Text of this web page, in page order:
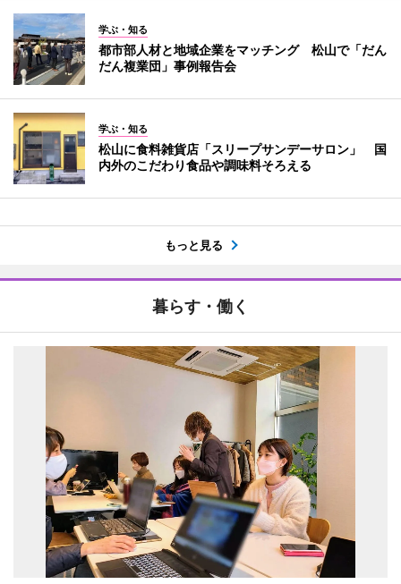
学ぶ・知る
都市部人材と地域企業をマッチング 松山で「だん
だん複業団」事例報告会
学ぶ・知る
松山に食料雑貨店「スリープサンデーサロン」 国
内外のこだわり食品や調味料そろえる
もっと見る
暮らす・働く